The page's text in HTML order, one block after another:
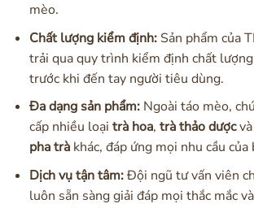
mèo.
Chất lượng kiểm định:Sản phẩm của
trải qua quy trình kiểm định chất
trước khi đến tay người tiêu dùng.
Đa dạng sản phẩm:Ngoài táo mèo,
cấp nhiều loại trà hoa, trà thảo dượcvà
pha tràkhác, đáp ứng mọi nhu cầu của
Dịch vụ tận tâm:Đội ngũ tư vấn viên
luôn sẵn sàng giải đáp mọi thắc mắc